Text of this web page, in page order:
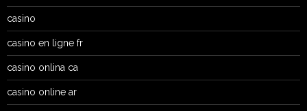
casino
casino en ligne fr
casino onlina ca
casino online ar